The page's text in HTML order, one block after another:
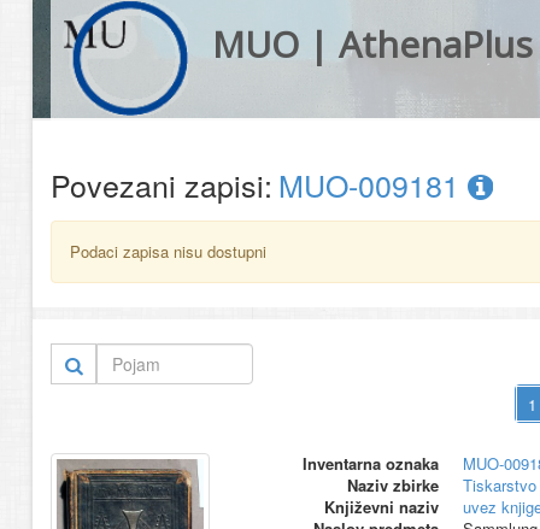
MUO | AthenaPlus
Povezani zapisi: MUO-009181
Podaci zapisa nisu dostupni
Inventarna oznaka
MUO-
Naziv zbirke
Književni naziv
uvez